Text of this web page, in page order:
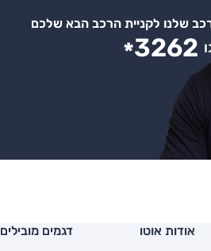
שלנו לקניית הרכב הבא שלכם
*3262
אודות אוטו דגמים מובילים